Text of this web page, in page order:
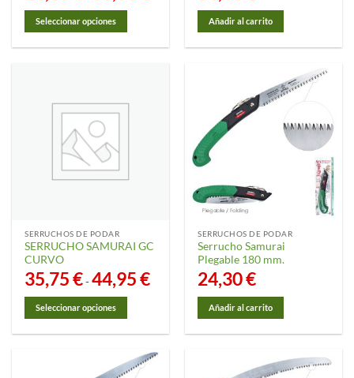
30,00 €
Seleccionar opciones
variantes.
opciones
página
de
producto
Añadir al carrito
SERRUCHOS DE PODAR
SERRUCHO SAMURAI GC
CURVO
35,75€-44,95€Rango
de
44,95 €
Seleccionar opciones
SERRUCHOS DE PODAR
Serrucho Samurai
Plegable 180 mm.
24,30€
Añadir al carrito